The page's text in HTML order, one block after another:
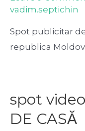
vadim.septichin
Spot publicitar
republica
spot
DE CASĂ